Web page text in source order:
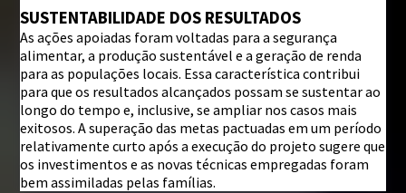
SUSTENTABILIDADE DOS RESULTADOS
As ações apoiadas foram voltadas para a segurança
alimentar, a produção sustentável e a geração de renda
para as populações locais. Essa característica contribui
para que os resultados alcançados possam se sustentar ao
longo do tempo e, inclusive, se ampliar nos casos mais
exitosos. A superação das metas pactuadas em um período
relativamente curto após a execução do projeto sugere que
os investimentos e as novas técnicas empregadas foram
bem assimiladas pelas famílias.